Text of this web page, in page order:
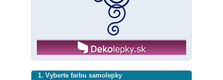
1. Vyberte farbu samolepky